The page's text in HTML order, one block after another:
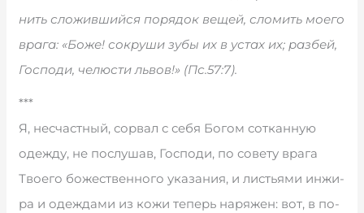
нить сло­жив­ший­ся по­ря­док ве­щей, сло­мить мо­е­го
вра­га: «Бо­же! со­кру­ши зу­бы их в ус­тах их; раз­бей,
Гос­по­ди, че­лю­сти львов!» (Пс.57:7).
***
Я, не­сча­ст­ный, со­р­вал с се­бя Бо­гом со­ткан­ную
оде­ж­ду, не по­слу­шав, Гос­по­ди, по со­ве­ту вра­га
Тво­е­го бо­же­ст­вен­но­го ука­за­ния, и ли­сть­я­ми ин­жи­
ра и оде­ж­да­ми из ко­жи те­перь на­ря­жен: вот, в по­